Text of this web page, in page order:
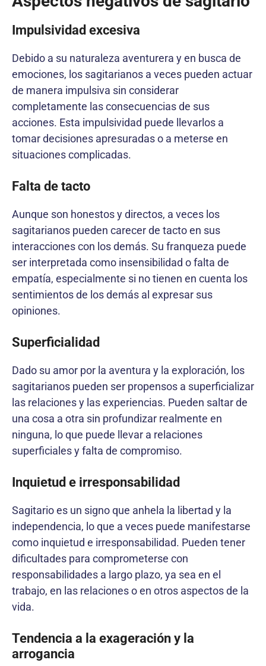
Impulsividad excesiva
Debido a su naturaleza aventurera y en busca de
emociones, los sagitarianos a veces pueden actuar
de manera impulsiva sin considerar
completamente las consecuencias de sus
acciones. Esta impulsividad puede llevarlos a
tomar decisiones apresuradas o a meterse en
situaciones complicadas.
Falta de tacto
Aunque son honestos y directos, a veces los
sagitarianos pueden carecer de tacto en sus
interacciones con los demás. Su franqueza puede
ser interpretada como insensibilidad o falta de
empatía, especialmente si no tienen en cuenta los
sentimientos de los demás al expresar sus
opiniones.
Superficialidad
Dado su amor por la aventura y la exploración, los
sagitarianos pueden ser propensos a superficializar
las relaciones y las experiencias. Pueden saltar de
una cosa a otra sin profundizar realmente en
ninguna, lo que puede llevar a relaciones
superficiales y falta de compromiso.
Inquietud e irresponsabilidad
Sagitario es un signo que anhela la libertad y la
independencia, lo que a veces puede manifestarse
como inquietud e irresponsabilidad. Pueden tener
dificultades para comprometerse con
responsabilidades a largo plazo, ya sea en el
trabajo, en las relaciones o en otros aspectos de la
vida.
Tendencia a la exageración y la
arrogancia